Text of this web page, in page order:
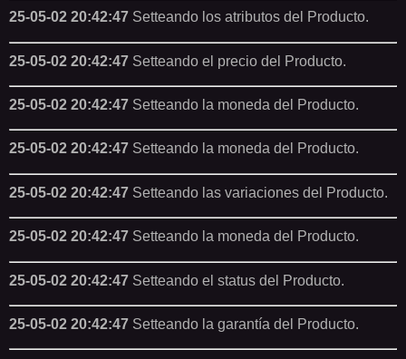
25-05-02 20:42:47 Setteando los atributos del Producto.
25-05-02 20:42:47 Setteando el precio del Producto.
25-05-02 20:42:47 Setteando la moneda del Producto.
25-05-02 20:42:47 Setteando la moneda del Producto.
25-05-02 20:42:47 Setteando las variaciones del Producto.
25-05-02 20:42:47 Setteando la moneda del Producto.
25-05-02 20:42:47 Setteando el status del Producto.
25-05-02 20:42:47 Setteando la garantía del Producto.